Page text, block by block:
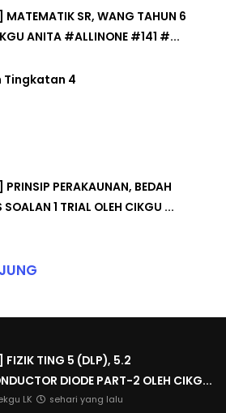
MATEMATIK SR, WANG TAHUN 6
ANITA #ALLINONE #141 #...
Tingkatan 4
PERAKAUNAN, BEDAH
SOALAN 1 TRIAL OLEH CIKGU ...
FIZIK TING 5 (DLP), 5.2
DIODE PART-2 OLEH CIKG...
LK sehari yang lalu